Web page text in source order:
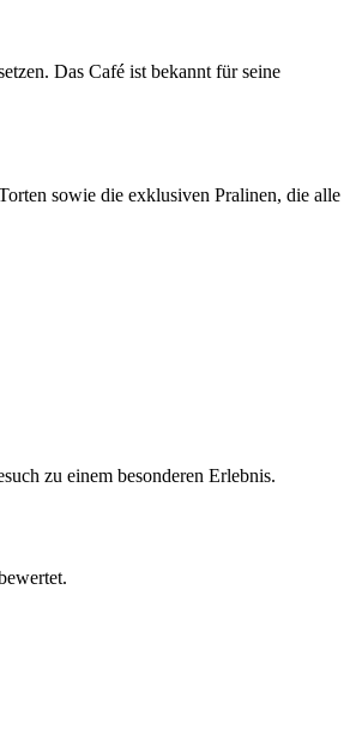
Das Café ist bekannt für seine
sowie die exklusiven Pralinen, die alle
zu einem besonderen Erlebnis.